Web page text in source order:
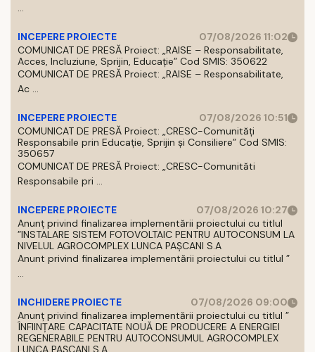
...
INCEPERE PROIECTE
07/08/2026 11:02
COMUNICAT DE PRESĂ Proiect: „RAISE – Responsabilitate,
Acces, Incluziune, Sprijin, Educație” Cod SMIS: 350622
COMUNICAT DE PRESĂ Proiect: „RAISE – Responsabilitate,
Ac ...
INCEPERE PROIECTE
07/08/2026 10:51
COMUNICAT DE PRESĂ Proiect: „CRESC-Comunități
Responsabile prin Educație, Sprijin și Consiliere” Cod SMIS:
350657
COMUNICAT DE PRESĂ Proiect: „CRESC-Comunităti
Responsabile pri ...
INCEPERE PROIECTE
07/08/2026 10:27
Anunț privind finalizarea implementării proiectului cu titlul
”INSTALARE SISTEM FOTOVOLTAIC PENTRU AUTOCONSUM LA
NIVELUL AGROCOMPLEX LUNCA PAȘCANI S.A
Anunt privind finalizarea implementării proiectului cu titlul ”
...
INCHIDERE PROIECTE
07/08/2026 09:00
Anunț privind finalizarea implementării proiectului cu titlul ”
ÎNFIINȚARE CAPACITATE NOUĂ DE PRODUCERE A ENERGIEI
REGENERABILE PENTRU AUTOCONSUMUL AGROCOMPLEX
LUNCA PAȘCANI S.A.